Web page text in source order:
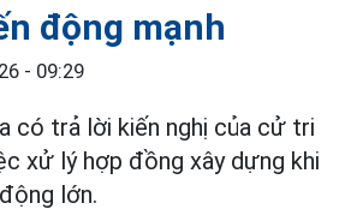
động mạnh
- 09:29
có trả lời kiến nghị của cử tri
xử lý hợp đồng xây dựng khi
lớn.